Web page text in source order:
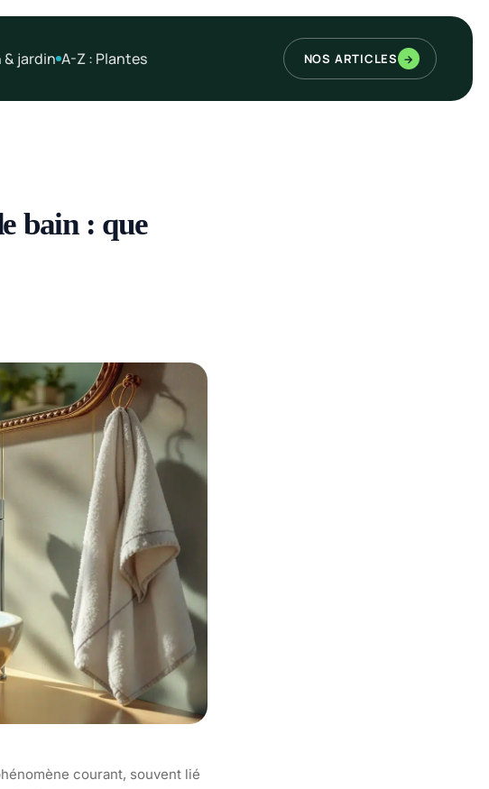
& jardin A-Z : Plantes NOS ARTICLES →
bain : que
courant, souvent lié